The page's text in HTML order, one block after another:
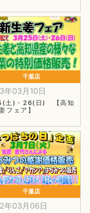
千葉店
年03月10日
土)・26(日) 【高知
フェア】
千葉店
年03月06日